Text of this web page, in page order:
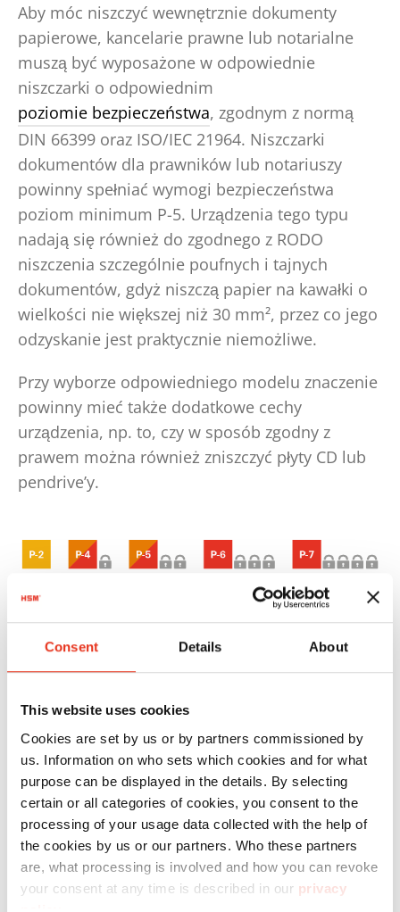
Consent Details About
This website uses cookies
Cookies are set by us or by partners commissioned by
us. Information on who sets which cookies and for what
purpose can be displayed in the details. By selecting
certain or all categories of cookies, you consent to the
processing of your usage data collected with the help of
the cookies by us or our partners. Who these partners
are, what processing is involved and how you can revoke
your consent at any time is described in our privacy
Aby móc niszczyć wewnętrznie dokumenty
papierowe, kancelarie prawne lub notarialne
muszą być wyposażone w odpowiednie
niszczarki o odpowiednim
poziomie bezpieczeństwa, zgodnym z normą
DIN 66399 oraz ISO/IEC 21964. Niszczarki
dokumentów dla prawników lub notariuszy
powinny spełniać wymogi bezpieczeństwa
poziom minimum P-5. Urządzenia tego typu
nadają się również do zgodnego z RODO
niszczenia szczególnie poufnych i tajnych
dokumentów, gdyż niszczą papier na kawałki o
wielkości nie większej niż 30 mm², przez co jego
odzyskanie jest praktycznie niemożliwe.
Przy wyborze odpowiedniego modelu znaczenie
powinny mieć także dodatkowe cechy
urządzenia, np. to, czy w sposób zgodny z
prawem można również zniszczyć płyty CD lub
pendrive’y.